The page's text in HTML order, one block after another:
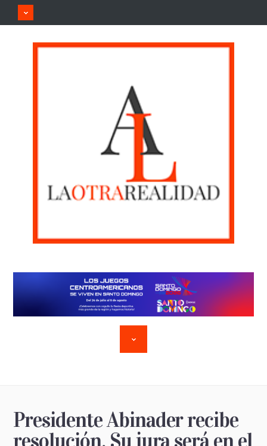
Presidente Abinader recibe
resolución. Su jura será en el